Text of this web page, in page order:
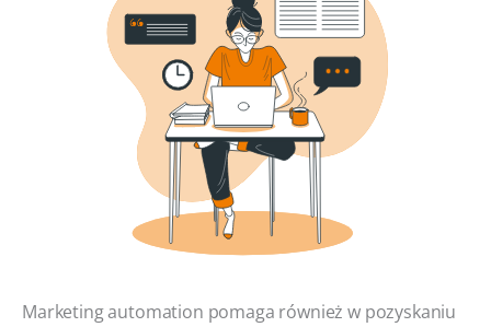
Marketing automation pomaga również w pozyskaniu